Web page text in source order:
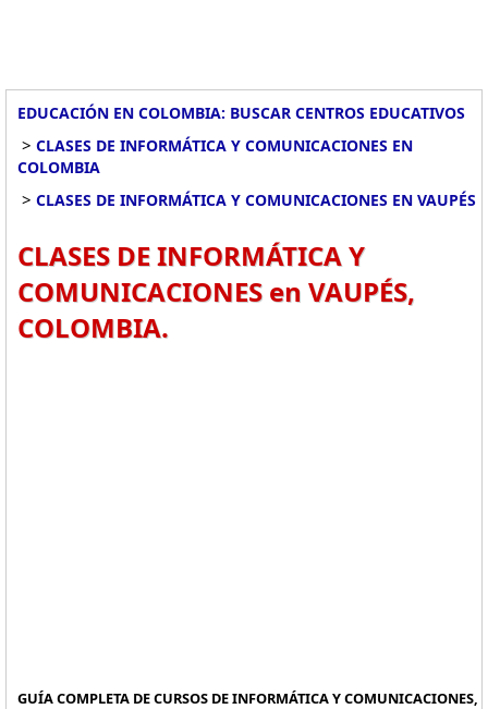
EDUCACIÓN EN COLOMBIA: BUSCAR CENTROS EDUCATIVOS
> CLASES DE INFORMÁTICA Y COMUNICACIONES EN
COLOMBIA
> CLASES DE INFORMÁTICA Y COMUNICACIONES EN VAUPÉS
CLASES DE INFORMÁTICA Y
COMUNICACIONES en VAUPÉS,
COLOMBIA.
GUÍA COMPLETA DE CURSOS DE INFORMÁTICA Y COMUNICACIONES,